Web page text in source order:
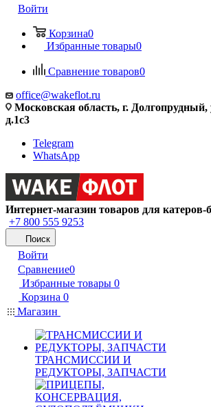
Войти
Корзина0
Избранные товары0
Сравнение товаров0
office@wakeflot.ru
Московская область, г.
д.1с3
Telegram
WhatsApp
Интернет-магазин товаров для
+7 800 555 9253
Поиск
Войти
Сравнение0
Избранные товары 0
Корзина 0
Магазин
ТРАНСМИССИИ И
РЕДУКТОРЫ, ЗАПЧАСТИ